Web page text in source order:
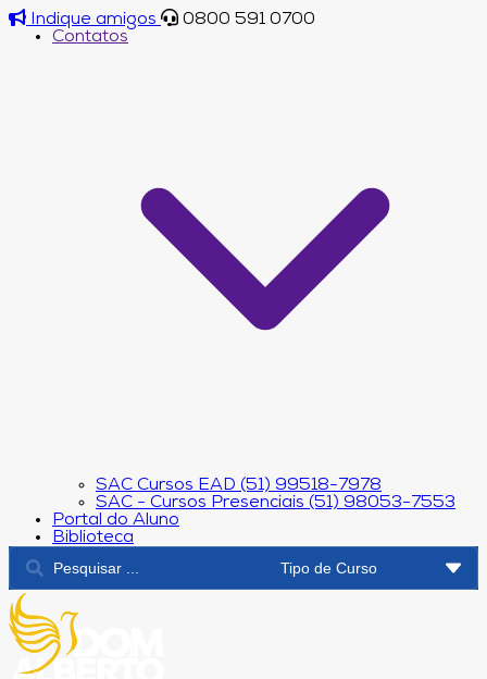
Indique amigos
0800 591 0700
Contatos
SAC Cursos EAD (51) 99518-7978
SAC - Cursos Presenciais (51) 98053-7553
Portal do Aluno
Biblioteca